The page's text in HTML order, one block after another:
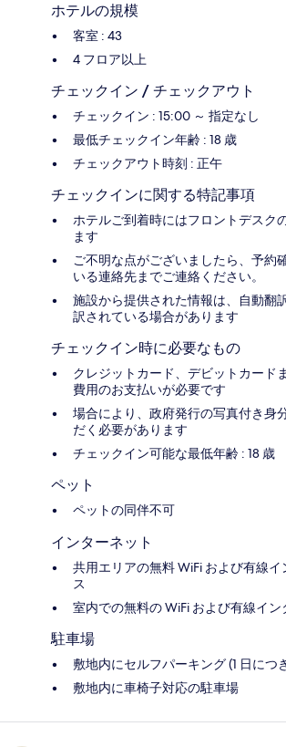
ホテルの規模
客室 : 43
4 フロア以上
チェックイン / チェックアウト
チェックイン : 15:00 ～ 指定なし
最低チェックイン年齢 : 18 歳
チェックアウト時刻 : 正午
チェックインに関する特記事項
ホテルご到着時にはフロントデスク
ます
ご不明な点がございましたら、予約
いる連絡先までご連絡ください。
施設から提供された情報は、自動翻
訳されている場合があります
チェックイン時に必要なもの
クレジットカード、デビットカード
費用のお支払いが必要です
場合により、政府発行の写真付き身
だく必要があります
チェックイン可能な最低年齢 : 18 歳
ペット
ペットの同伴不可
インターネット
共用エリアの無料 WiFi および有線
ス
室内での無料の WiFi および有線イ
駐車場
敷地内にセルフパーキング (1 日につ
敷地内に車椅子対応の駐車場